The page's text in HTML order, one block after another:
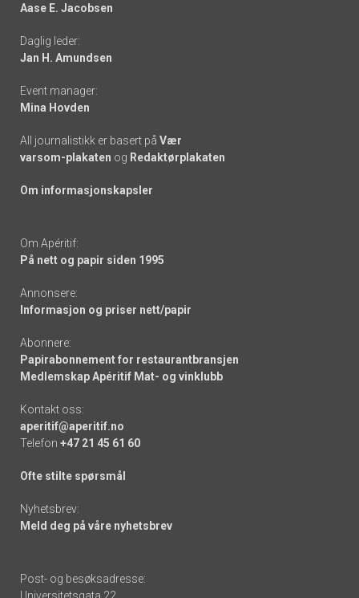
-
links
Aase E. Jacobsen
Daglig leder:
Jan H. Amundsen
Event manager:
Mina Hovden
All journalistikk er basert på Vær
varsom-plakaten og Redaktørplakaten
Om informasjonskapsler
Om Apéritif:
På nett og papir siden 1995
Annonsere:
Informasjon og priser nett/papir
Abonnere:
Papirabonnement for restaurantbransjen
Medlemskap Apéritif Mat- og vinklubb
Kontakt oss:
aperitif@aperitif.no
Telefon +47 21 45 61 60
Ofte stilte spørsmål
Nyhetsbrev:
Meld deg på våre nyhetsbrev
Post- og besøksadresse: